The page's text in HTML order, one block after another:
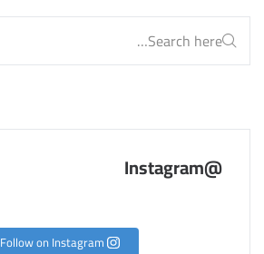
@Instagram
Follow on Instagram